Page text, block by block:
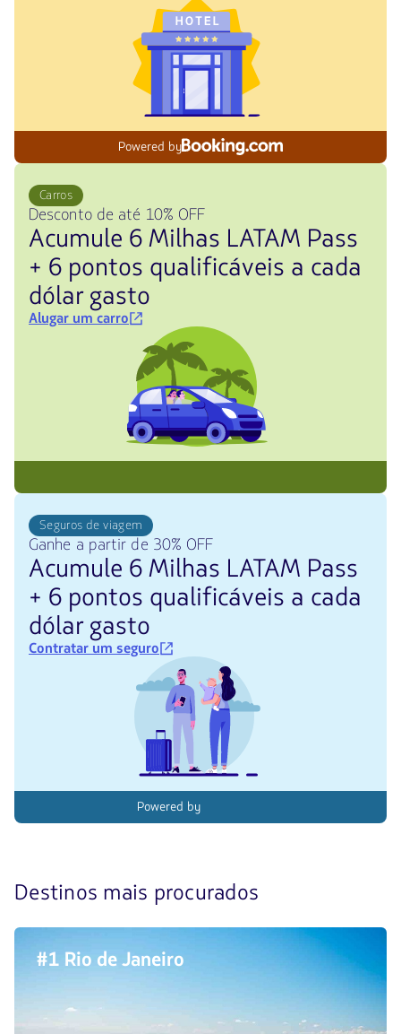
Powered by
Carros
Desconto de até 10% OFF
Acumule 6 Milhas LATAM Pass
+ 6 pontos qualificáveis a cada
dólar gasto
Alugar um carro
Seguros de viagem
Ganhe a partir de 30% OFF
Acumule 6 Milhas LATAM Pass
+ 6 pontos qualificáveis a cada
dólar gasto
Contratar um seguro
Powered by
Destinos mais procurados
4
destinos
mais
procurados
#1 Rio de Janeiro